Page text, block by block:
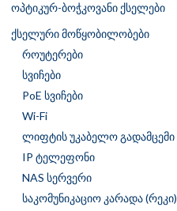
ოპტიკურ-ბოჭკოვანი ქსელები
ქსელური მოწყობილობები
როუტერები
სვიჩები
PoE სვიჩები
Wi-Fi
ლიფტის უკაბელო გადამცემი
IP ტელეფონი
NAS სერვერი
საკომუნიკაციო კარადა (რეკი)